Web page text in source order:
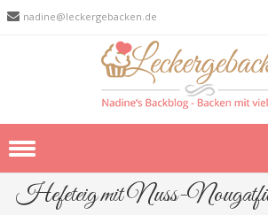
nadine@leckergebacken.de
Skip to content
Hefeteig mit Nuss-